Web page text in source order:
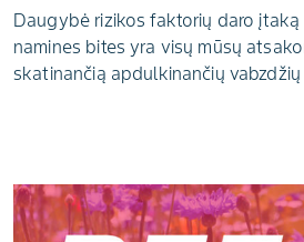
Daugybė rizikos faktorių daro
namines bites yra visų mūsų
skatinančią apdulkinančių